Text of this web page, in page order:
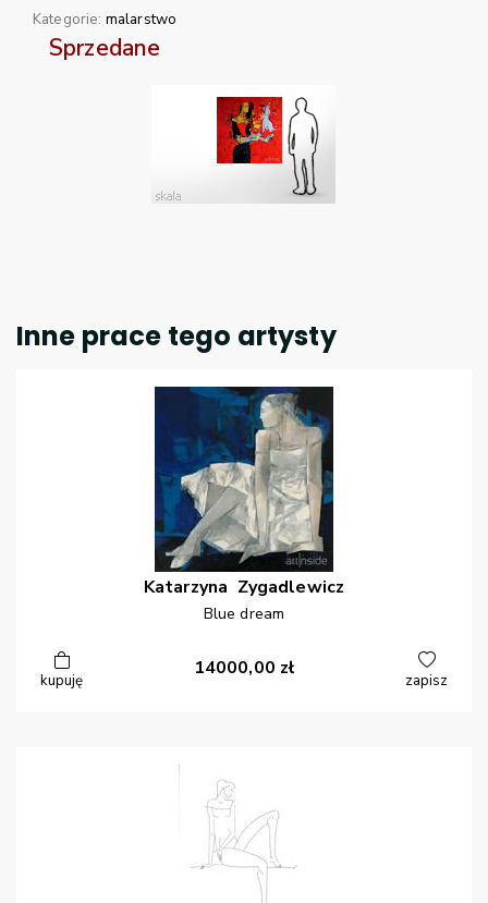
Kategorie: malarstwo
Sprzedane
Inne prace tego artysty
Katarzyna Zygadlewicz
Blue dream
kupuję
14000,00 zł
zapisz